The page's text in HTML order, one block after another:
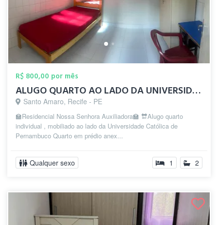
R$ 800,00 por mês
ALUGO QUARTO AO LADO DA UNIVERSIDADE CAT...
Santo Amaro, Recife - PE
🏫Residencial Nossa Senhora Auxiliadora🏫 🔛Alugo quarto
individual , mobiliado ao lado da Universidade Católica de
Pernambuco Quarto em prédio anex...
Qualquer sexo 1 2